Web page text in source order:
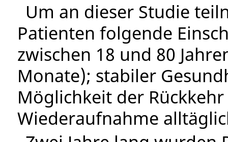
Um an dieser Studie
Patienten folgende
zwischen 18 und 80
Monate); stabiler
Möglichkeit der
Wiederaufnahme